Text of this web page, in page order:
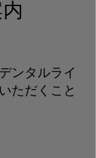
ンタルライ
ただくこと